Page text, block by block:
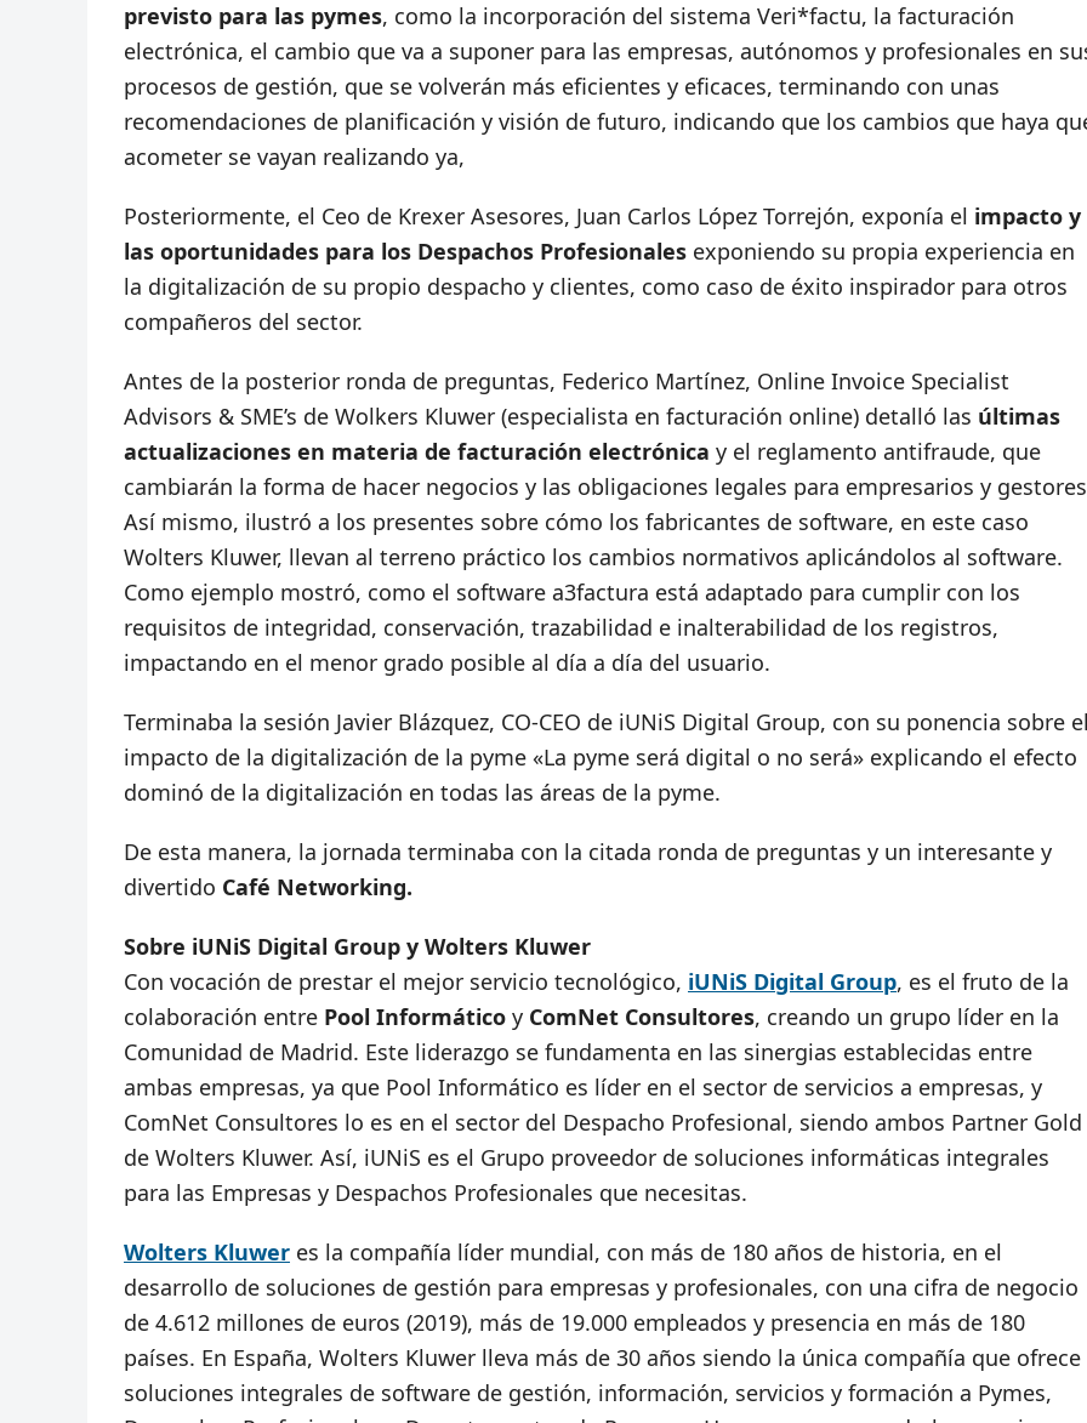
previsto para las pymes, como la incorporación del sistema Veri*factu, la facturación
electrónica, el cambio que va a suponer para las empresas, autónomos y profesionales en
procesos de gestión, que se volverán más eficientes y eficaces, terminando con unas
recomendaciones de planificación y visión de futuro, indicando que los cambios que haya
acometer se vayan realizando ya,
Posteriormente, el Ceo de Krexer Asesores, Juan Carlos López Torrejón, exponía el impacto y
las oportunidades para los Despachos Profesionales exponiendo su propia experiencia en
la digitalización de su propio despacho y clientes, como caso de éxito inspirador para otros
compañeros del sector.
Antes de la posterior ronda de preguntas, Federico Martínez, Online Invoice Specialist
Advisors & SME’s de Wolkers Kluwer (especialista en facturación online) detalló las últimas
actualizaciones en materia de facturación electrónica y el reglamento antifraude, que
cambiarán la forma de hacer negocios y las obligaciones legales para empresarios y
Así mismo, ilustró a los presentes sobre cómo los fabricantes de software, en este caso
Wolters Kluwer, llevan al terreno práctico los cambios normativos aplicándolos al software.
Como ejemplo mostró, como el software a3factura está adaptado para cumplir con los
requisitos de integridad, conservación, trazabilidad e inalterabilidad de los registros,
impactando en el menor grado posible al día a día del usuario.
Terminaba la sesión Javier Blázquez, CO-CEO de iUNiS Digital Group, con su ponencia sobre
impacto de la digitalización de la pyme «La pyme será digital o no será» explicando el efecto
dominó de la digitalización en todas las áreas de la pyme.
De esta manera, la jornada terminaba con la citada ronda de preguntas y un interesante y
divertido Café Networking.
Sobre iUNiS Digital Group y Wolters Kluwer
Con vocación de prestar el mejor servicio tecnológico, iUNiS Digital Group, es el fruto de la
colaboración entre Pool Informático y ComNet Consultores, creando un grupo líder en la
Comunidad de Madrid. Este liderazgo se fundamenta en las sinergias establecidas entre
ambas empresas, ya que Pool Informático es líder en el sector de servicios a empresas, y
ComNet Consultores lo es en el sector del Despacho Profesional, siendo ambos Partner Gold
de Wolters Kluwer. Así, iUNiS es el Grupo proveedor de soluciones informáticas integrales
para las Empresas y Despachos Profesionales que necesitas.
Wolters Kluwer es la compañía líder mundial, con más de 180 años de historia, en el
desarrollo de soluciones de gestión para empresas y profesionales, con una cifra de negocio
de 4.612 millones de euros (2019), más de 19.000 empleados y presencia en más de 180
países. En España, Wolters Kluwer lleva más de 30 años siendo la única compañía que ofrece
soluciones integrales de software de gestión, información, servicios y formación a Pymes,